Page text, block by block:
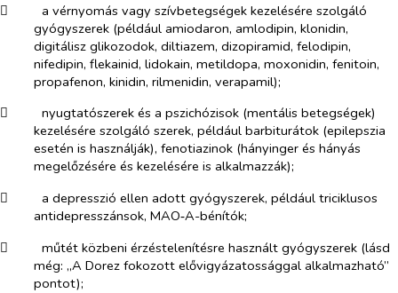
​
a vérnyomás vagy szívbetegségek kezelésére szolgáló
gyógyszerek (például amiodaron, amlodipin, klonidin,
digitálisz glikozodok, diltiazem, dizopiramid, felodipin,
nifedipin, flekainid, lidokain, metildopa, moxonidin, fenitoin,
propafenon, kinidin, rilmenidin, verapamil);
​
nyugtatószerek és a pszichózisok (mentális betegségek)
kezelésére szolgáló szerek, például barbiturátok (epilepszia
esetén is használják), fenotiazinok (hányinger és hányás
megelőzésére és kezelésére is alkalmazzák);
​
a depresszió ellen adott gyógyszerek, például triciklusos
antidepresszánsok, MAO‑A-bénítók;
​
műtét közbeni érzéstelenítésre használt gyógyszerek (lásd
még: „A Dorez fokozott elővigyázatossággal alkalmazható”
pontot);